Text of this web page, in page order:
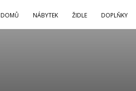
DOMŮ NÁBYTEK ŽIDLE DOPLŇKY